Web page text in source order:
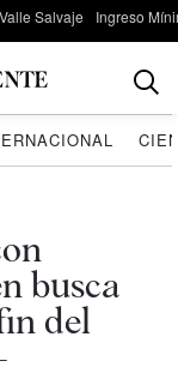
Valle Salvaje Ingreso
busca
del